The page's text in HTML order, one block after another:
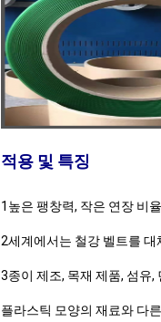
적용 및 특징
1높은 팽창력, 작은 연장 비
2세계에서는 철강 벨트를
3종이 제조, 목재 제품, 섬유,
플라스틱 모양의 재료와 다